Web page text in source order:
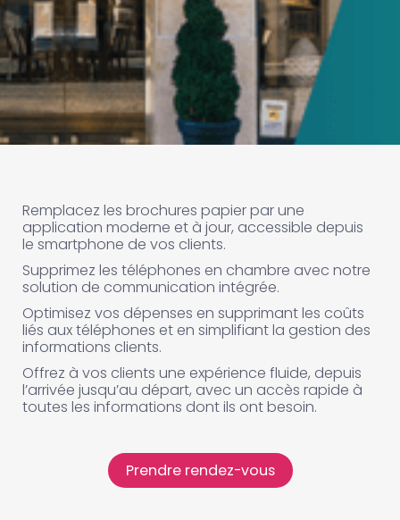
Remplacez les brochures papier par une
application moderne et à jour, accessible depuis
le smartphone de vos clients.
Supprimez les téléphones en chambre avec notre
solution de communication intégrée.
Optimisez vos dépenses en supprimant les coûts
liés aux téléphones et en simplifiant la gestion des
informations clients.
Offrez à vos clients une expérience fluide, depuis
l’arrivée jusqu’au départ, avec un accès rapide à
toutes les informations dont ils ont besoin.
Prendre rendez-vous